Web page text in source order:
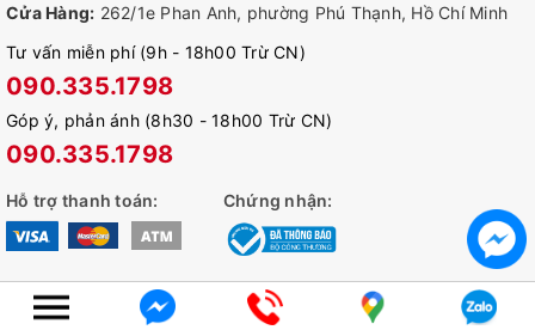
Cửa Hàng: 262/1e Phan Anh, phường Phú Thạnh, Hồ Chí Minh
Tư vấn miễn phí (9h - 18h00 Trừ CN)
090.335.1798
Góp ý, phản ánh (8h30 - 18h00 Trừ CN)
090.335.1798
Hỗ trợ thanh toán: Chứng nhận:
© Bản quyền thuộc về
alexshop.vn